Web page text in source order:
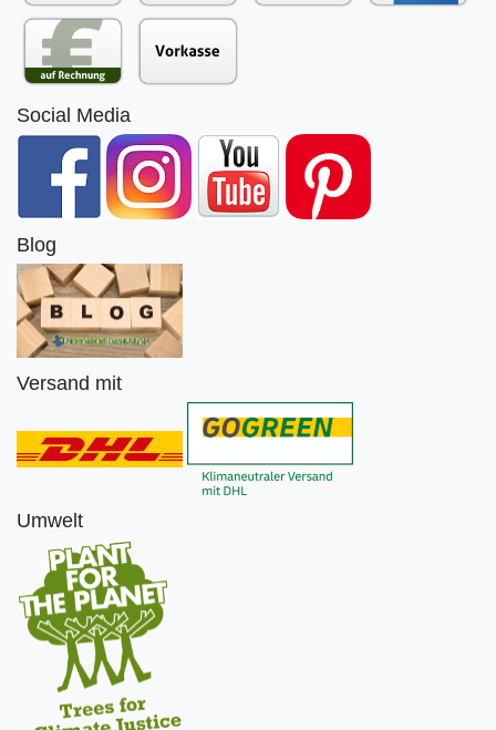
Social Media
Blog
Versand mit
Umwelt